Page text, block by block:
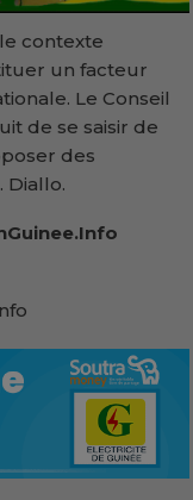
contexte
un facteur
Le Conseil
de se saisir de
des
Diallo.